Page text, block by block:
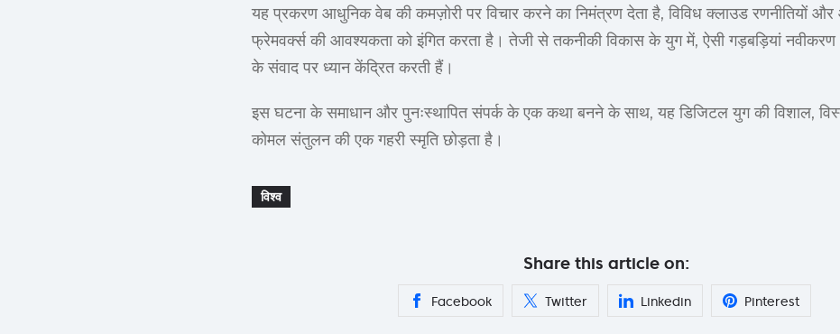
यह प्रकरण आधुनिक वेब की कमज़ोरी पर विचार करने का निमंत्रण देता है, विविध क्लाउड रणनीतियों
फ्रेमवर्क्स की आवश्यकता को इंगित करता है। तेजी से तकनीकी विकास के युग में, ऐसी गड़बड़ियां नवीकरण
के संवाद पर ध्यान केंद्रित करती हैं।
इस घटना के समाधान और पुनःस्थापित संपर्क के एक कथा बनने के साथ, यह डिजिटल युग की विशाल,
कोमल संतुलन की एक गहरी स्मृति छोड़ता है।
विश्व
Share this article on:
Facebook Twitter Linkedin Pinterest